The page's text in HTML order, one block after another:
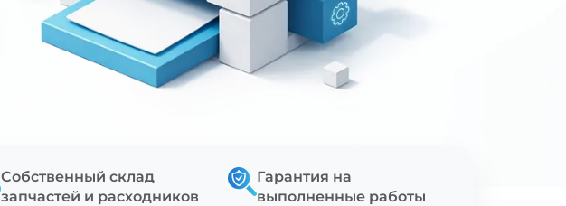
Собственный склад
запчастей и расходников
Гарантия на
выполненные работы